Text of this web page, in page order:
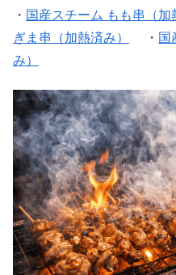
・ 国産スチーム もも串（加
ぎま串（加熱済み）
・ 国
み）